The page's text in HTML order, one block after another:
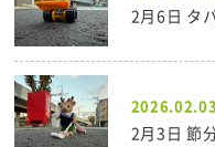
2月6日 タ
2026.02.03
2月3日 節